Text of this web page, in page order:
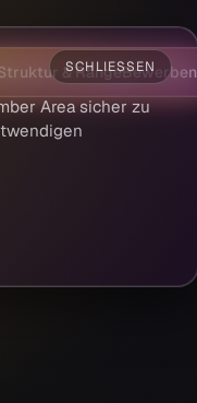
& RängeBewerben
SCHLIESSEN
Area sicher zu